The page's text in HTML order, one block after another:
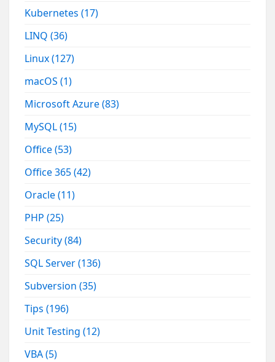
Kubernetes(17)
LINQ(36)
Linux(127)
macOS(1)
Microsoft Azure(83)
MySQL(15)
Office(53)
Office 365(42)
Oracle(11)
PHP(25)
Security(84)
SQL Server(136)
Subversion(35)
Tips(196)
Unit Testing(12)
VBA(5)